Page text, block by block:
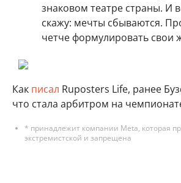
знаковом театре страны. И
скажу: мечты сбываются.
четче формулировать свои
Как писал Ruposters Life, ранее
что стала арбитром на
* принадлежит компании Meta, которая
экстремистской и запрещена